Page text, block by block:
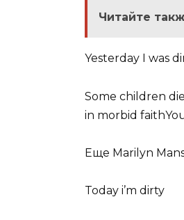
Читайте
Yesterday I was
Some children
in morbid
Еще Marilyn
Today i’m dirty